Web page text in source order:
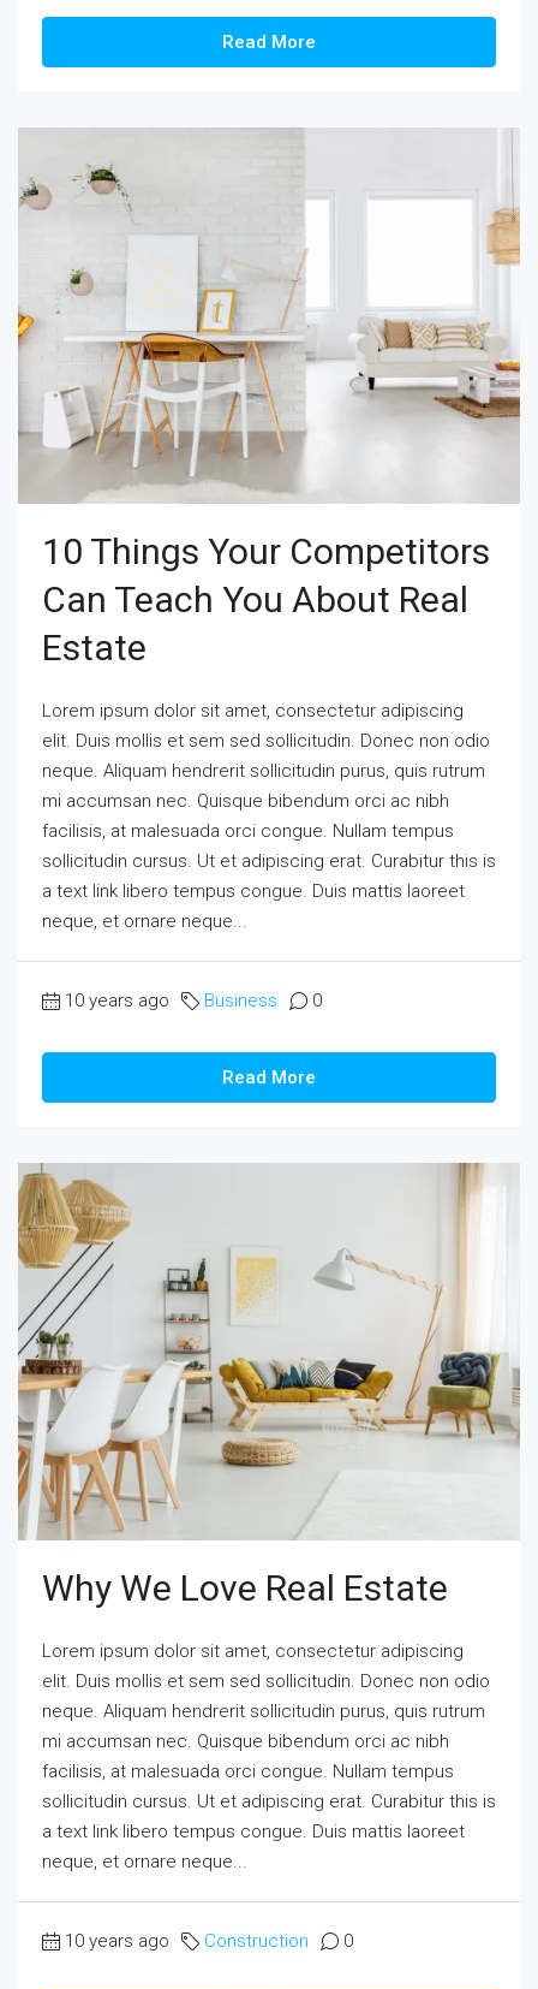
Read More
10 Things Your Competitors
Can Teach You About Real
Estate
Lorem ipsum dolor sit amet, consectetur adipiscing
elit. Duis mollis et sem sed sollicitudin. Donec non odio
neque. Aliquam hendrerit sollicitudin purus, quis rutrum
mi accumsan nec. Quisque bibendum orci ac nibh
facilisis, at malesuada orci congue. Nullam tempus
sollicitudin cursus. Ut et adipiscing erat. Curabitur this is
a text link libero tempus congue. Duis mattis laoreet
neque, et ornare neque...
10 years ago Business 0
Read More
Why We Love Real Estate
Lorem ipsum dolor sit amet, consectetur adipiscing
elit. Duis mollis et sem sed sollicitudin. Donec non odio
neque. Aliquam hendrerit sollicitudin purus, quis rutrum
mi accumsan nec. Quisque bibendum orci ac nibh
facilisis, at malesuada orci congue. Nullam tempus
sollicitudin cursus. Ut et adipiscing erat. Curabitur this is
a text link libero tempus congue. Duis mattis laoreet
neque, et ornare neque...
10 years ago Construction 0